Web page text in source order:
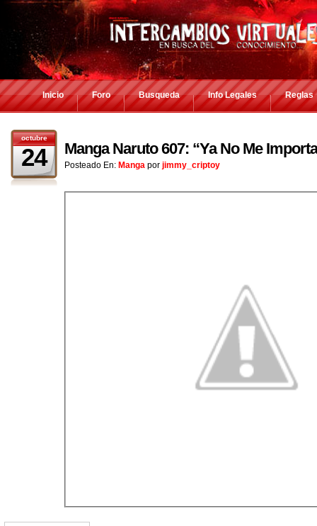
Inicio Foro Busqueda Info Legales Reglas
octubre
24 Manga Naruto 607: “Ya No Me
Posteado En: Manga por jimmy_criptoy